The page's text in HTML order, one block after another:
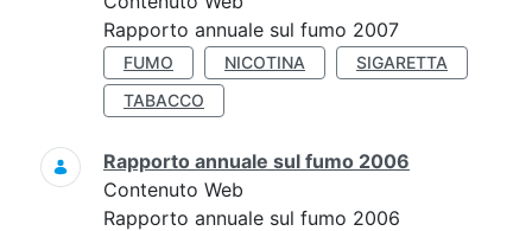
Rapporto annuale sul fumo 2007
FUMO NICOTINA
SIGARETTA
TABACCO
Rapporto annuale sul fumo 2006
Contenuto Web
Rapporto annuale sul fumo 2006